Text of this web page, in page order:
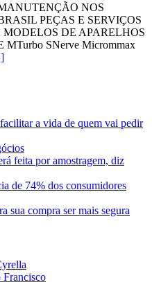
NOS
PEÇAS E SERVIÇOS
DE APARELHOS
SNerve Micrommax
a vida de quem vai pedir
feita por amostragem, diz
de 74% dos consumidores
sua compra ser mais segura
Francisco